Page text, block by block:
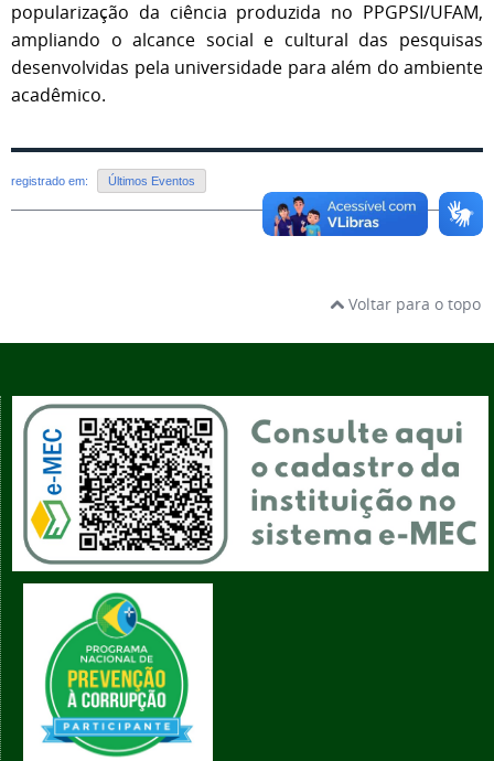
popularização da ciência produzida no PPGPSI/UFAM,
ampliando o alcance social e cultural das pesquisas
desenvolvidas pela universidade para além do ambiente
acadêmico.
registrado em: Últimos Eventos
Voltar para o topo